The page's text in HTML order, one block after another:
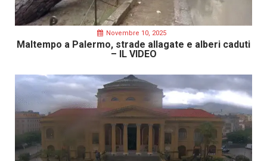
Novembre 10, 2025
Maltempo a Palermo, strade allagate e alberi caduti
– IL VIDEO